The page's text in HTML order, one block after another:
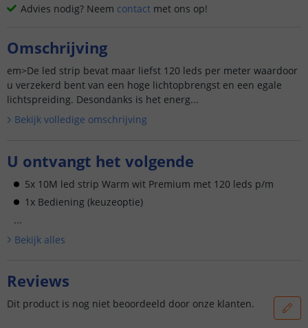
Advies nodig? Neem contact met ons op!
Omschrijving
em>De led strip bevat maar liefst 120 leds per meter waardoor
u verzekerd bent van een hoge lichtopbrengst en een egale
lichtspreiding. Desondanks is het energ...
Bekijk volledige omschrijving
U ontvangt het volgende
5x 10M led strip Warm wit Premium met 120 leds p/m
1x Bediening (keuzeoptie)
...
Bekijk alles
Reviews
Dit product is nog niet beoordeeld door onze klanten.